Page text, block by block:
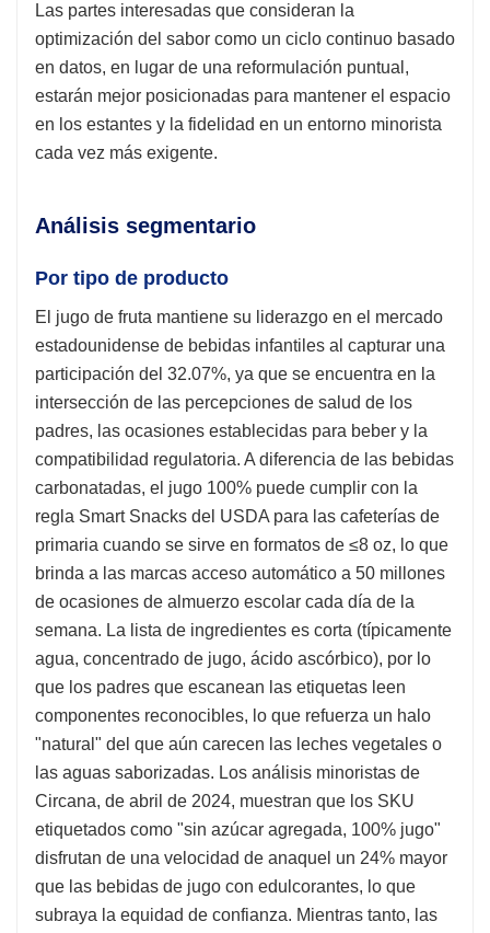
Las partes interesadas que consideran la
optimización del sabor como un ciclo continuo basado
en datos, en lugar de una reformulación puntual,
estarán mejor posicionadas para mantener el espacio
en los estantes y la fidelidad en un entorno minorista
cada vez más exigente.
Análisis segmentario
Por tipo de producto
El jugo de fruta mantiene su liderazgo en el mercado
estadounidense de bebidas infantiles al capturar una
participación del 32.07%, ya que se encuentra en la
intersección de las percepciones de salud de los
padres, las ocasiones establecidas para beber y la
compatibilidad regulatoria. A diferencia de las bebidas
carbonatadas, el jugo 100% puede cumplir con la
regla Smart Snacks del USDA para las cafeterías de
primaria cuando se sirve en formatos de ≤8 oz, lo que
brinda a las marcas acceso automático a 50 millones
de ocasiones de almuerzo escolar cada día de la
semana. La lista de ingredientes es corta (típicamente
agua, concentrado de jugo, ácido ascórbico), por lo
que los padres que escanean las etiquetas leen
componentes reconocibles, lo que refuerza un halo
"natural" del que aún carecen las leches vegetales o
las aguas saborizadas. Los análisis minoristas de
Circana, de abril de 2024, muestran que los SKU
etiquetados como "sin azúcar agregada, 100% jugo"
disfrutan de una velocidad de anaquel un 24% mayor
que las bebidas de jugo con edulcorantes, lo que
subraya la equidad de confianza. Mientras tanto, las